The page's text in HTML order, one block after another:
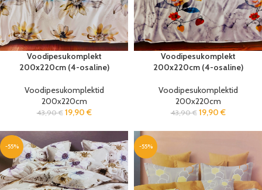
Voodipesukomplekt
200x220cm (4-osaline)
Voodipesukomplektid
200x220cm
43,90€ 19,90 €
Voodipesukomplekt
200x220cm (4-osaline)
Voodipesukomplektid
200x220cm
43,90€ 19,90 €
-55% -55%